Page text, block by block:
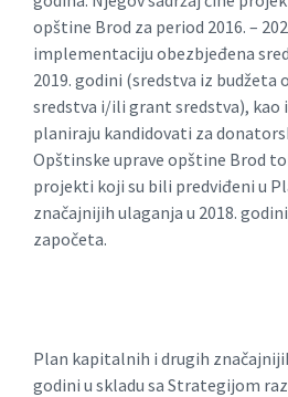
opštine Brod za period 2016. –
implementaciju obezbjeđena
2019. godini (sredstva iz
sredstva i/ili grant sredstva), kao
planiraju kandidovati za
Opštinske uprave opštine Brod
projekti koji su bili predviđeni u
značajnijih ulaganja u 2018.
započeta.
Plan kapitalnih i drugih
godini u skladu sa Strategijom